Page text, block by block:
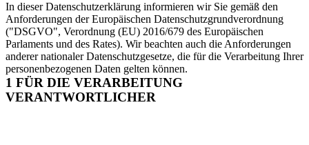
In dieser Datenschutzerklärung informieren wir Sie gemäß den
Anforderungen der Europäischen Datenschutzgrundverordnung
("DSGVO", Verordnung (EU) 2016/679 des Europäischen
Parlaments und des Rates). Wir beachten auch die Anforderungen
anderer nationaler Datenschutzgesetze, die für die Verarbeitung Ihrer
personenbezogenen Daten gelten können.
1 FÜR DIE VERARBEITUNG
VERANTWORTLICHER